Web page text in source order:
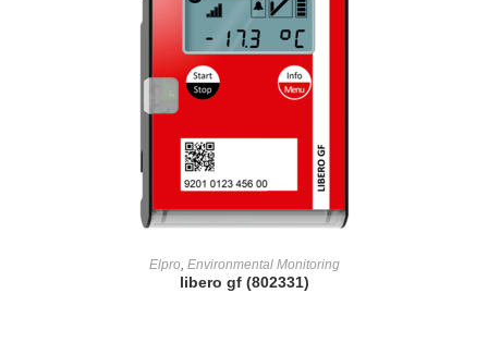
READ MORE
Elpro, Environmental Monitoring
libero gf (802331)